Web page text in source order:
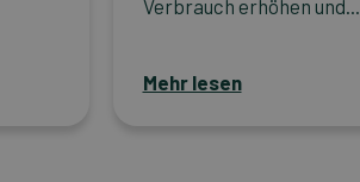
Verbrauch erhöhen und...
Mehr lesen